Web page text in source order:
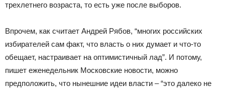
трехлетнего возраста, то есть уже после выборов.
Впрочем, как считает Андрей Рябов, “многих российских
избирателей сам факт, что власть о них думает и что-то
обещает, настраивает на оптимистичный лад”. И потому,
пишет еженедельник Московские новости, можно
предположить, что нынешние идеи власти – “это далеко не